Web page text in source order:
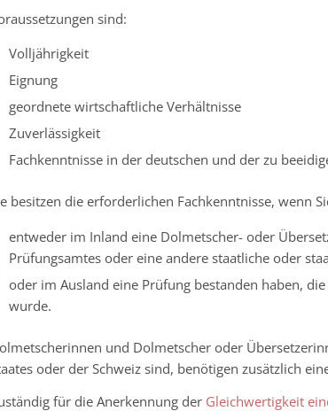
sind:
Volljährigkeit
Eignung
geordnete wirtschaftliche Verhältnisse
Zuverlässigkeit
Fachkenntnisse in der deutschen und der zu
besitzen die erforderlichen Fachkenntnisse, wenn
entweder im Inland eine Dolmetscher- oder
Prüfungsamtes oder eine andere staatliche oder
oder im Ausland eine Prüfung bestanden haben,
wurde.
und Dolmetscher oder
oder der Schweiz sind, benötigen zusätzlich
für die Anerkennung der Gleichwertigkeit